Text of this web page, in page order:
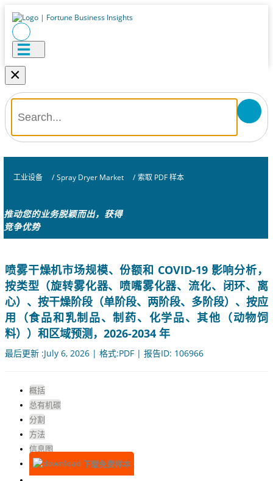
×
工业设备 / Spray Dryer Market / 索取 PDF 样本
推动您的业务脱颖而出，获得
竞争优势
喷雾干燥机市场规模、份额和 COVID-19 影响分析，
按类型（旋转雾化器、喷嘴雾化器、流化、闭环、离
心）、按干燥阶段（单阶段、两阶段、多阶段）、按应
用（食品和乳制品、制药、化学品、其他（动物饲
料））和区域预测，2026-2034 年
最后更新 :July 6, 2026 | 格式:PDF | 报告ID: 106966
概括
总有机碳
分割
方法
信息图
下载免费样本